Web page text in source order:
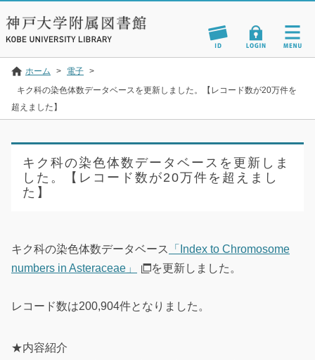
ホーム > 電子 >
キク科の染色体数データベースを更新しました。【レコード数が20万件を
超えました】
キク科の染色体数データベースを更新しま
した。【レコード数が20万件を超えまし
た】
キク科の染色体数データベース
「Index to Chromosome
numbers in Asteraceae」
を更新しました。
レコード数は200,904件となりました。
★内容紹介